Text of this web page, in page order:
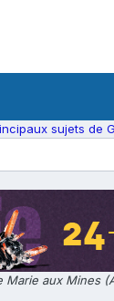
sujets de
Marie aux Mines